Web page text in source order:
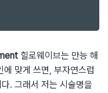
힐로웨이브는 만능 해
맞게 쓰면, 부자연스럽
. 그래서 저는 시술명을